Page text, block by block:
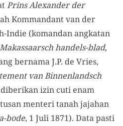
Prins Alexander der
Kommandant van der
Indie (komandan angkatan
Makassaarsch handels-blad,
bernama J.P. de Vries,
van Binnenlandsch
izin cuti enam
menteri tanah jajahan
bode, 1 Juli 1871). Data pasti